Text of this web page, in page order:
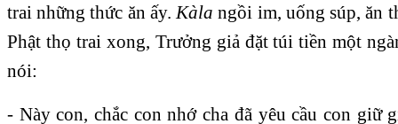
trai những thức ăn ấy.Kàla ngồi im, uống súp, ăn
Phật thọ trai xong, Trưởng giả đặt túi tiền một
nói:
- Này con, chắc con nhớ cha đã yêu cầu con giữ